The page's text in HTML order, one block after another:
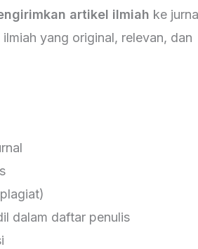
artikel ilmiah ke
yang original, relevan, dan
dalam daftar penulis